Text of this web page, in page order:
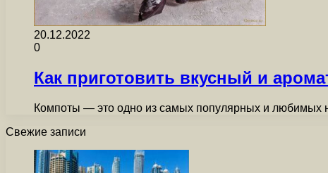
20.12.2022
0
Как приготовить вкусный и
Компоты — это одно из самых популярных и любимых
Свежие записи